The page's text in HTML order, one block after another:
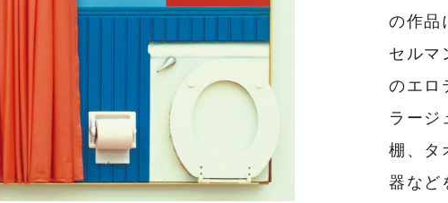
の作品
セルマ
のエロ
ラージ
棚、タ
器など